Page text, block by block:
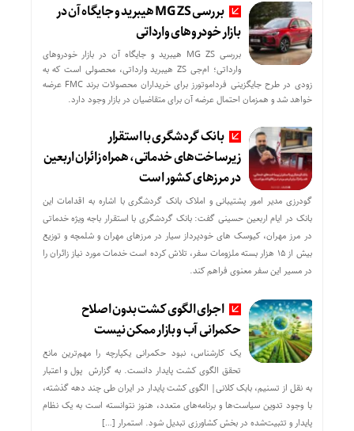
بررسی MG ZS هیبرید و جایگاه آن در
بازار خودروهای وارداتی
بررسی MG ZS هیبرید و جایگاه آن در بازار خودروهای
وارداتی؛ ام‌جی ZS هیبرید وارداتی، محصولی است که به
زودی در طرح جایگزینی فرداموتورز برای خریداران محصولات برند FMC عرضه
خواهد شد و همزمان احتمال عرضه آن برای متقاضیان در بازار وجود دارد.
بانک گردشگری با استقرار
زیرساخت‌های خدماتی، همراه زائران اربعین
در مرزهای کشور است
گودرزی مدیر امور پشتیبانی و املاک بانک گردشگری با اشاره به اقدامات این
بانک در ایام اربعین حسینی گفت: بانک گردشگری با استقرار باجه ویژه خدماتی
در مرز مهران، کیوسک های خودپرداز سیار در مرزهای مهران و شلمچه و توزیع
بیش از ۱۵ هزار بسته ملزومات سفر، تلاش کرده است خدمات مورد نیاز زائران را
در مسیر این سفر معنوی فراهم کند.
اجرای الگوی کشت بدون اصلاح
حکمرانی آب و بازار ممکن نیست
یک کارشناس، نبود حکمرانی یکپارچه را مهم‌ترین مانع
تحقق الگوی کشت پایدار دانست. به گزارش پول و اعتبار
به نقل از تسنیم، بابک کلانی| الگوی کشت پایدار در ایران طی چند دهه گذشته،
با وجود تدوین سیاست‌ها و برنامه‌های متعدد، هنوز نتوانسته است به یک نظام
پایدار و تثبیت‌شده در بخش کشاورزی تبدیل شود. استمرار […]